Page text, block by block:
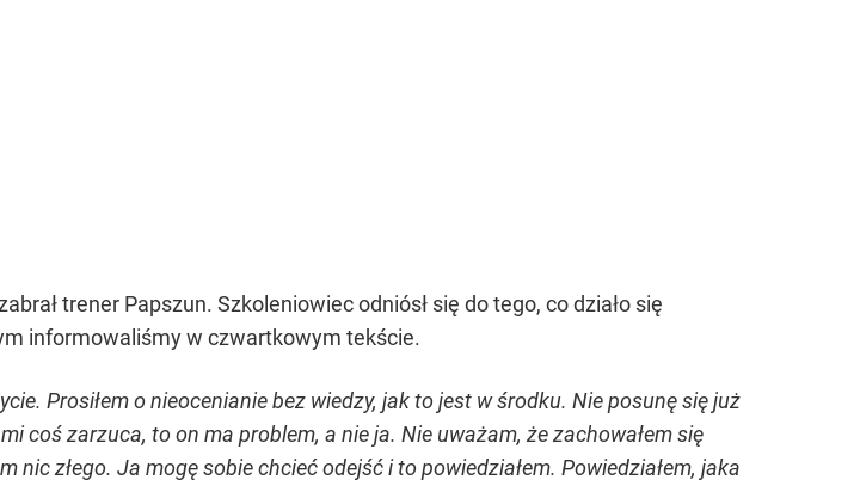
trener Papszun. Szkoleniowiec odniósł się do tego, co działo się
informowaliśmy w czwartkowym tekście.
Prosiłem o nieocenianie bez wiedzy, jak to jest w środku. Nie posunę się już
coś zarzuca, to on ma problem, a nie ja. Nie uważam, że zachowałem się
nic złego. Ja mogę sobie chcieć odejść i to powiedziałem. Powiedziałem, jaka